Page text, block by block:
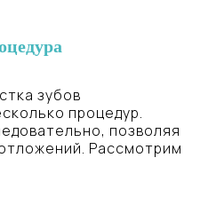
зубов
процедур.
позволяя
Рассмотрим